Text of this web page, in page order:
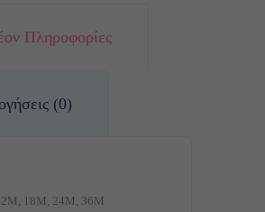
Πληροφορίες
(0)
18M, 24M, 36M